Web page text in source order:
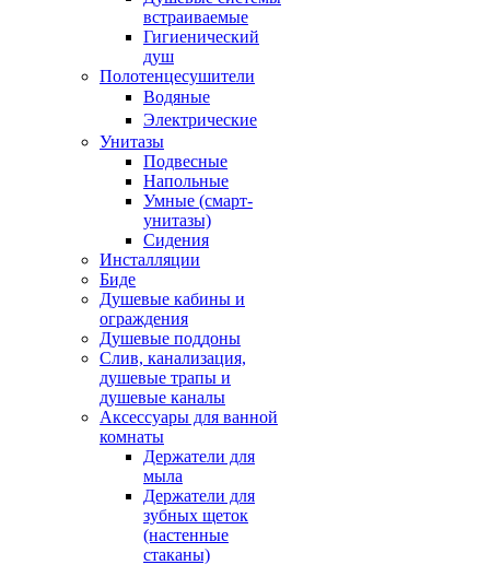
встраиваемые
Гигиенический
душ
Полотенцесушители
ㅤВодяные
ㅤЭлектрические
Унитазы
Подвесные
Напольные
Умные (смарт-
унитазы)
Сидения
Инсталляции
Биде
Душевые кабины и
ограждения
Душевые поддоны
Слив, канализация,
душевые трапы и
душевые каналы
Аксессуары для ванной
комнаты
Держатели для
мыла
Держатели для
зубных щеток
(настенные
стаканы)